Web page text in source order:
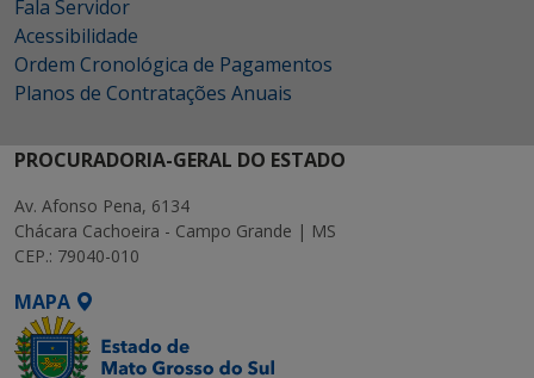
Fala Servidor
Acessibilidade
Ordem Cronológica de Pagamentos
Planos de Contratações Anuais
PROCURADORIA-GERAL DO ESTADO
Av. Afonso Pena, 6134
Chácara Cachoeira - Campo Grande | MS
CEP.: 79040-010
MAPA